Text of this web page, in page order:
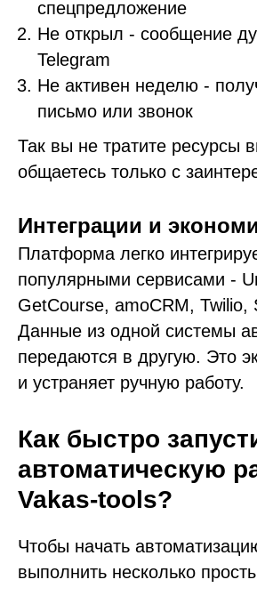
спецпредложение
Не открыл - сообщение
Telegram
Не активен неделю -
письмо или звонок
Так вы не тратите ресурсы
общаетесь только с
Интеграции и
Платформа легко
популярными сервисами -
GetCourse, amoCRM, Twilio,
Данные из одной системы
передаются в другую. Это
и устраняет ручную работу.
Как быстро
автоматическую
Vakas-tools?
Чтобы начать
выполнить несколько